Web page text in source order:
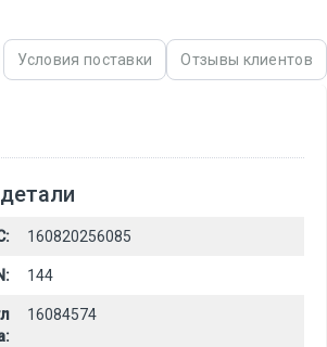
Условия поставки Отзывы клиентов
160820256085
144
16084574